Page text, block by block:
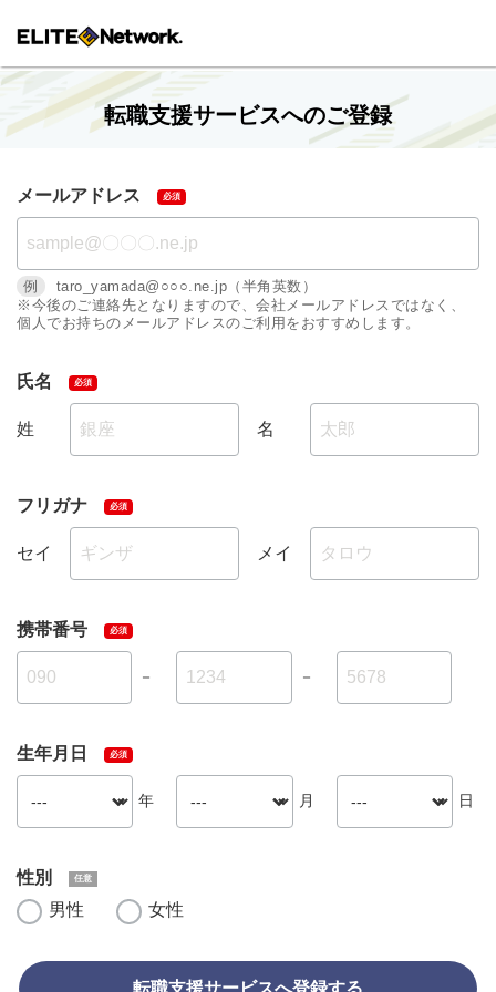
転職支援サービスへのご登録
メールアドレス
例
taro_yamada@○○○.ne.jp（半角英数）
※今後のご連絡先となりますので、会社メールアドレスではなく、
個人でお持ちのメールアドレスのご利用をおすすめします。
氏名
姓 名
フリガナ
セイ メイ
携帯番号
－ －
生年月日
年 月 日
性別
男性
女性
転職支援サービスへ登録する